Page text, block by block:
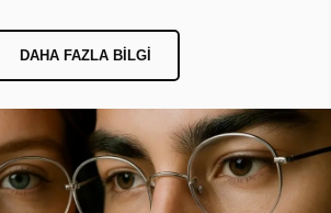
DAHA FAZLA BILGI